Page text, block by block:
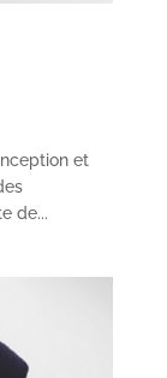
et
de...